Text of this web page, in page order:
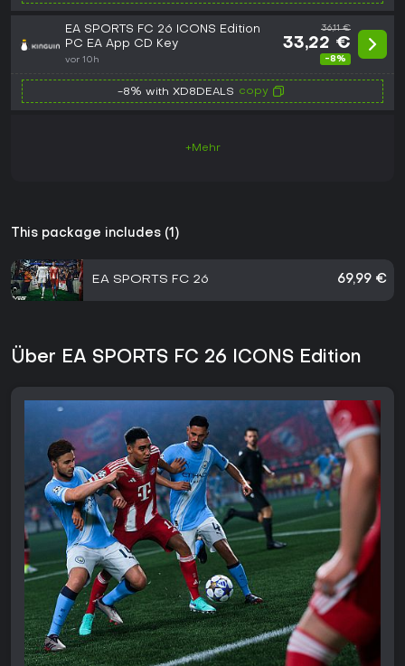
EA SPORTS FC 26 ICONS Edition
PC EA App CD Key
vor 10h
36,11 €
33,22 €
-8%
-8% with XD8DEALS copy
+Mehr
This package includes (1)
EA SPORTS FC 26 69,99 €
Über EA SPORTS FC 26 ICONS Edition